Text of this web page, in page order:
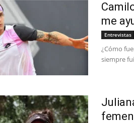
me
Entrevistas
¿Cómo
siempre